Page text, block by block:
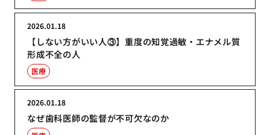
【しない方がいい人③】重度の知覚過敏・エナメル質
形成不全の人
2026.01.18
医療
なぜ歯科医師の監督が不可欠なのか
2026.01.18